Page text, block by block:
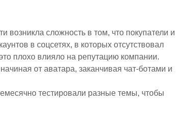
возникла сложность в том, что покупатели и
в соцсетях, в которых отсутствовал
плохо влияло на репутацию компании.
от аватара, заканчивая чат-ботами и
тестировали разные темы, чтобы